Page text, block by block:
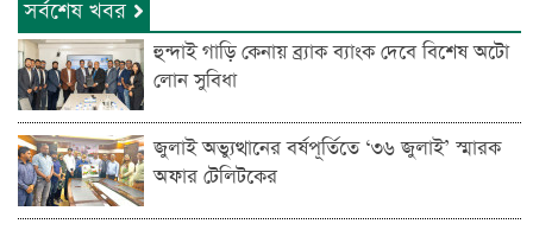
সর্বশেষ খবর
হুন্দাই গাড়ি কেনায় ব্র্যাক ব্যাংক দেবে বিশেষ অটো
লোন সুবিধা
জুলাই অভ্যুত্থানের বর্ষপূর্তিতে ‘৩৬ জুলাই’ স্মারক
অফার টেলিটকের